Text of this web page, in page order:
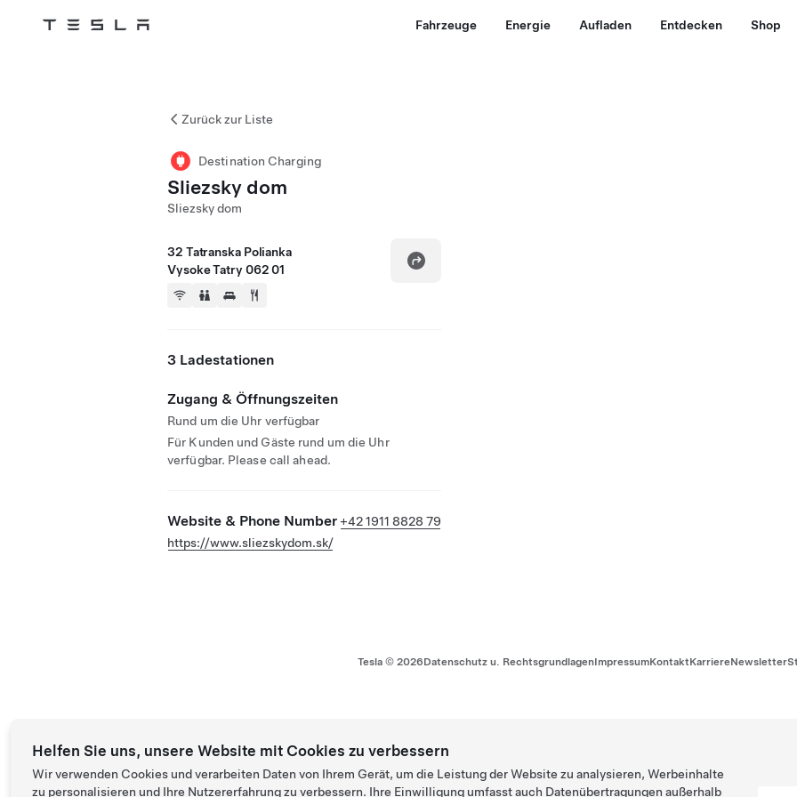
Tesla Fahrzeuge Energie Aufladen Entdecken Shop
Zurück zur Liste
Destination Charging
Sliezsky dom
Sliezsky dom
32 Tatranska Polianka
Vysoke Tatry 062 01
3 Ladestationen
Zugang & Öffnungszeiten
Rund um die Uhr verfügbar
Für Kunden und Gäste rund um die Uhr
verfügbar. Please call ahead.
Website & Phone Number+42 1911 8828 79
https://www.sliezskydom.sk/
Tesla © 2026Datenschutz u. RechtsgrundlagenImpressumKontaktKarriereNewsletter
Helfen Sie uns, unsere Website mit Cookies zu verbessern
Wir verwenden Cookies und verarbeiten Daten von Ihrem Gerät, um die Leistung der Website zu analysieren, Werbeinhalte
zu personalisieren und Ihre Nutzererfahrung zu verbessern. Ihre Einwilligung umfasst auch Datenübertragungen außerhalb